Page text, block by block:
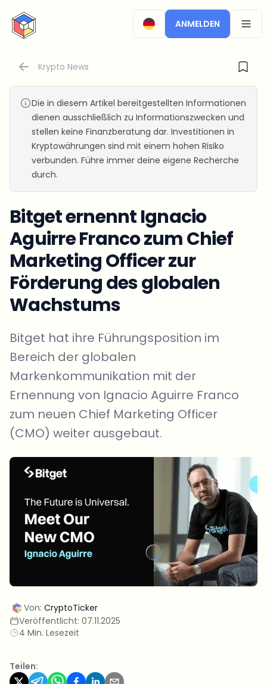
CryptoTicker
ANMELDEN
Krypto News
Die in diesem Artikel bereitgestellten Informationen
dienen ausschließlich zu Informationszwecken und
stellen keine Finanzberatung dar. Investitionen in
Kryptowährungen sind mit einem hohen Risiko
verbunden. Führe immer deine eigene Recherche
durch.
Bitget ernennt Ignacio
Aguirre Franco zum Chief
Marketing Officer zur
Förderung des globalen
Wachstums
Bitget hat ihre Führungsposition im
Bereich der globalen
Markenkommunikation mit der
Ernennung von Ignacio Aguirre Franco
zum neuen Chief Marketing Officer
(CMO) weiter ausgebaut.
Von: CryptoTicker
Veröffentlicht: 07.11.2025
4 Min. Lesezeit
Teilen: